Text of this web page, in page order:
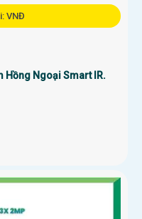
VNĐ
Hồng Ngoại Smart IR.